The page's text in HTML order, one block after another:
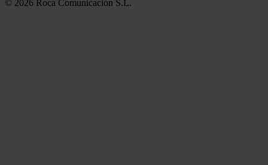
© 2026 Roca Comunicación S.L.